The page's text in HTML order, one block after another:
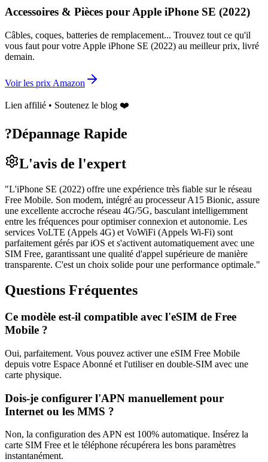
Accessoires & Pièces pour Apple iPhone SE (2022)
Câbles, coques, batteries de remplacement... Trouvez tout ce qu'il
vous faut pour votre Apple iPhone SE (2022) au meilleur prix, livré
demain.
Voir les prix Amazon
Lien affilié • Soutenez le blog ❤️
?Dépannage Rapide
L'avis de l'expert
"L'iPhone SE (2022) offre une expérience très fiable sur le réseau
Free Mobile. Son modem, intégré au processeur A15 Bionic, assure
une excellente accroche réseau 4G/5G, basculant intelligemment
entre les fréquences pour optimiser connexion et autonomie. Les
services VoLTE (Appels 4G) et VoWiFi (Appels Wi-Fi) sont
parfaitement gérés par iOS et s'activent automatiquement avec une
SIM Free, garantissant une qualité d'appel supérieure de manière
transparente. C'est un choix solide pour une performance optimale."
Questions Fréquentes
Ce modèle est-il compatible avec l'eSIM de Free
Mobile ?
Oui, parfaitement. Vous pouvez activer une eSIM Free Mobile
depuis votre Espace Abonné et l'utiliser en double-SIM avec une
carte physique.
Dois-je configurer l'APN manuellement pour
Internet ou les MMS ?
Non, la configuration des APN est 100% automatique. Insérez la
carte SIM Free et le téléphone récupérera les bons paramètres
instantanément.